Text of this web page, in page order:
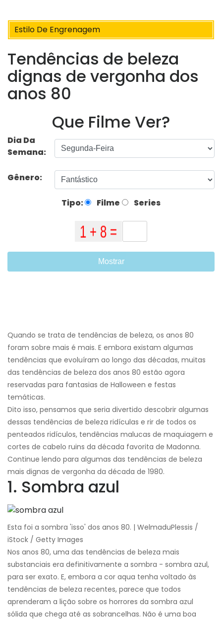
Estilo De Engrenagem
Tendências de beleza
dignas de vergonha dos
anos 80
Que Filme Ver?
Dia Da
Semana:
Gênero:
Tipo: Filme Series
Mostrar
Quando se trata de tendências de beleza, os anos 80
foram sobre mais é mais. E embora existam algumas
tendências que evoluíram ao longo das décadas, muitas
das tendências de beleza dos anos 80 estão agora
reservadas para fantasias de Halloween e festas
temáticas.
Dito isso, pensamos que seria divertido descobrir algumas
dessas tendências de beleza ridículas e rir de todos os
penteados ridículos, tendências malucas de maquiagem e
cortes de cabelo ruins da década favorita de Madonna.
Continue lendo para algumas das tendências de beleza
mais dignas de vergonha da década de 1980.
1. Sombra azul
Esta foi a sombra 'isso' dos anos 80. | WelmaduPlessis /
iStock / Getty Images
Nos anos 80, uma das tendências de beleza mais
substanciais era definitivamente a sombra - sombra azul,
para ser exato. E, embora a cor aqua tenha voltado às
tendências de beleza recentes, parece que todos
aprenderam a lição sobre os horrores da sombra azul
sólida que chega até as sobrancelhas. Não é uma boa